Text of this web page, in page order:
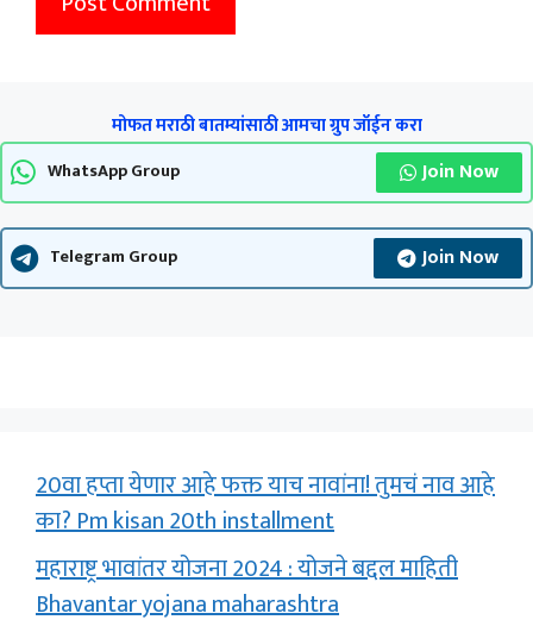
मोफत मराठी बातम्यांसाठी आमचा ग्रुप जॉईन करा
WhatsApp Group Join Now
Telegram Group Join Now
20वा हप्ता येणार आहे फक्त याच नावांना! तुमचं नाव आहे
का? Pm kisan 20th installment
महाराष्ट्र भावांतर योजना 2024 : योजने बद्दल माहिती
Bhavantar yojana maharashtra